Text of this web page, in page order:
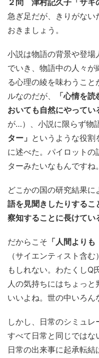
２問 津村記久子「サキ
急ぎ足だが、きりがない
おきましょう。
小説は物語の背景や登場
でいき、物語中の人々
る心理の綾を味わうこ
ルなのだが、
「心情を読
おいても自然にやってい
が…）、小説に限らず物
ター」 というような役
に述べた。パイロット
ターみたいなもんですね。
どこかの国の研究結果に
語を見聞きしたりするこ
察知することに長けてい
だからこそ 「人間よりも
（サイエンティスト含
もしれない。わたくしQ
人の気持ちにはちょっと
いいよね。世の中いろん
しかし、日常のシミュ
すべて日常と同じではな
日常の出来事に起承転